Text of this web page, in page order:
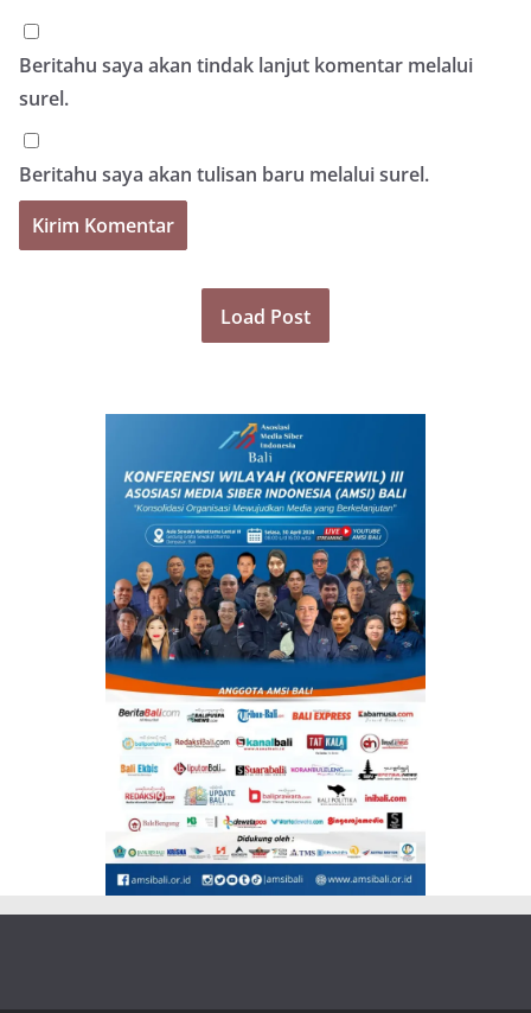
Beritahu saya akan tindak lanjut komentar melalui
surel.
Beritahu saya akan tulisan baru melalui surel.
Load Post